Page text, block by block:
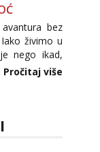
bez
živimo u
nego ikad,
rasprave. Što
Pročitaj više